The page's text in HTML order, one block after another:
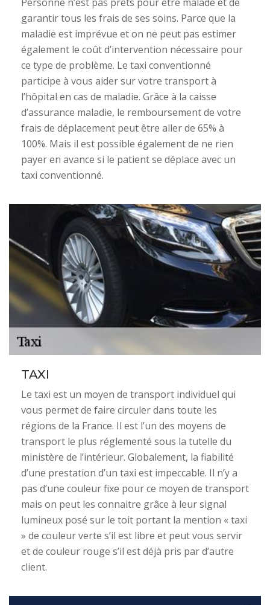
garantir tous les frais de ses soins. Parce que la
maladie est imprévue et on ne peut pas estimer
également le coût d’intervention nécessaire pour
ce type de problème. Le taxi conventionné
participe à vous aider sur votre transport à
l’hôpital en cas de maladie. Grâce à la caisse
d’assurance maladie, le remboursement de votre
frais de déplacement peut être aller de 65% à
100%. Mais il est possible également de ne rien
payer en avance si le patient se déplace avec un
taxi conventionné.
TAXI
Le taxi est un moyen de transport individuel qui
vous permet de faire circuler dans toute les
régions de la France. Il est l’un des moyens de
transport le plus réglementé sous la tutelle du
ministère de l’intérieur. Globalement, la fiabilité
d’une prestation d’un taxi est impeccable. Il n’y a
pas d’une couleur fixe pour ce moyen de transport
mais on peut les connaitre grâce à leur signal
lumineux posé sur le toit portant la mention « taxi
» de couleur verte s’il est libre et peut vous servir
et de couleur rouge s’il est déjà pris par d’autre
client.